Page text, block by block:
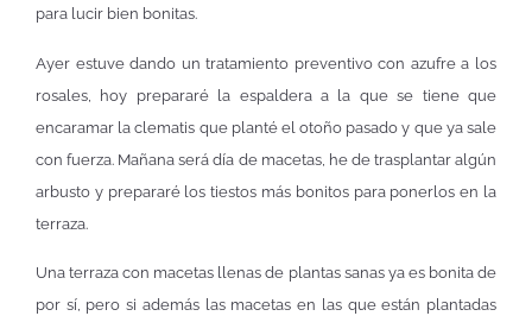
para lucir bien bonitas.
Ayer estuve dando un tratamiento preventivo con azufre a los
rosales, hoy prepararé la espaldera a la que se tiene que
encaramar la clematis que planté el otoño pasado y que ya sale
con fuerza. Mañana será día de macetas, he de trasplantar algún
arbusto y prepararé los tiestos más bonitos para ponerlos en la
terraza.
Una terraza con macetas llenas de plantas sanas ya es bonita de
por sí, pero si además las macetas en las que están plantadas